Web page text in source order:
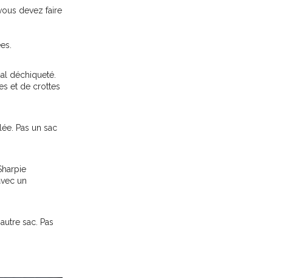
devez faire
déchiqueté.
et de crottes
Pas un sac
un
sac. Pas